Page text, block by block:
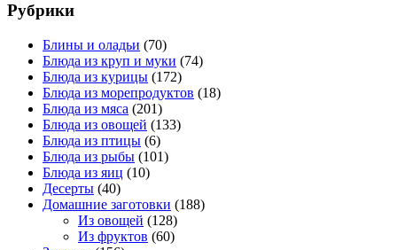
Рубрики
Блины и оладьи (70)
Блюда из круп и муки (74)
Блюда из курицы (172)
Блюда из морепродуктов (18)
Блюда из мяса (201)
Блюда из овощей (133)
Блюда из птицы (6)
Блюда из рыбы (101)
Блюда из яиц (10)
Десерты (40)
Домашние заготовки (188)
Из овощей (128)
Из фруктов (60)